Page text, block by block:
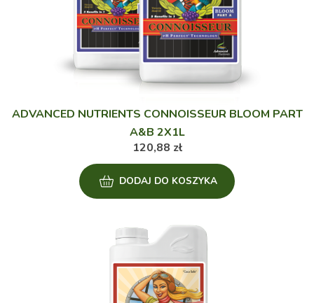
ADVANCED NUTRIENTS CONNOISSEUR BLOOM PART
A&B 2X1L
120,88 zł
DODAJ DO KOSZYKA